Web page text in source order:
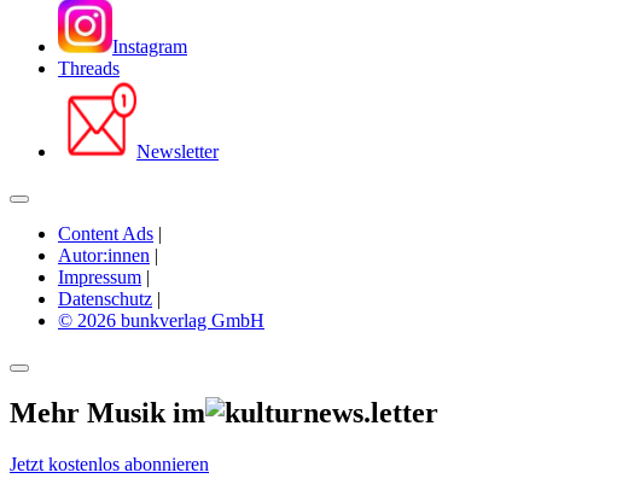
Instagram
Threads
Newsletter
Content Ads |
Autor:innen |
Impressum |
Datenschutz |
© 2026 bunkverlag GmbH
Mehr Musik im
Jetzt kostenlos abonnieren